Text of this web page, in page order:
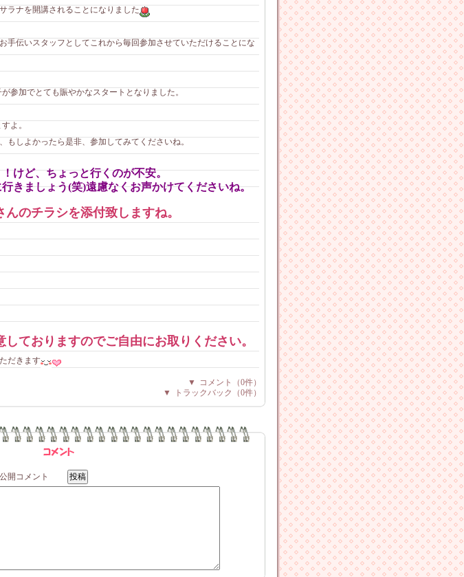
ラナを開講されることになりました
手伝いスタッフとしてこれから毎回参加させていただけることにな
参加でとても賑やかなスタートとなりました。
よ。
もしよかったら是非、参加してみてくださいね。
けど、ちょっと行くのが不安。
きましょう(笑)遠慮なくお声かけてくださいね。
のチラシを添付致しますね。
ておりますのでご自由にお取りください。
だきます
▼ コメント （0件）
開コメント
▼ トラックバック （0件）